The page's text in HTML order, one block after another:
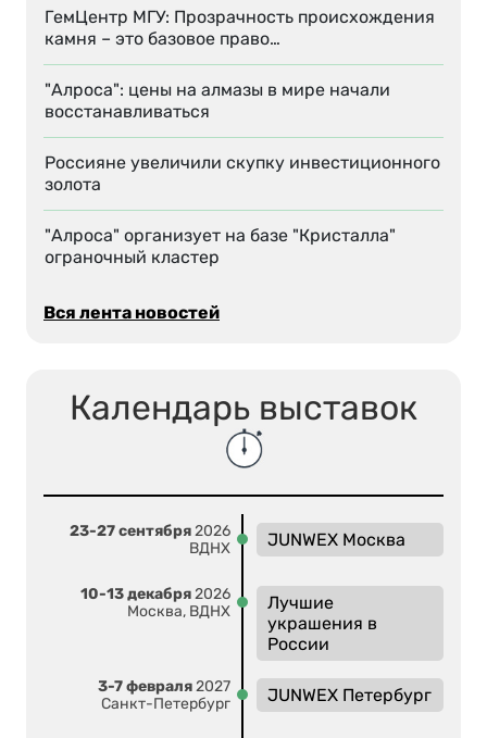
ГемЦентр МГУ: Прозрачность происхождения
камня – это базовое право…
"Алроса": цены на алмазы в мире начали
восстанавливаться
Россияне увеличили скупку инвестиционного
золота
"Алроса" организует на базе "Кристалла"
ограночный кластер
Вся лента новостей
Календарь выставок
23-27 сентября2026
ВДНХ
JUNWEX Москва
10-13 декабря2026
Москва, ВДНХ
Лучшие
украшения в
России
3-7 февраля2027
Санкт-Петербург
JUNWEX Петербург